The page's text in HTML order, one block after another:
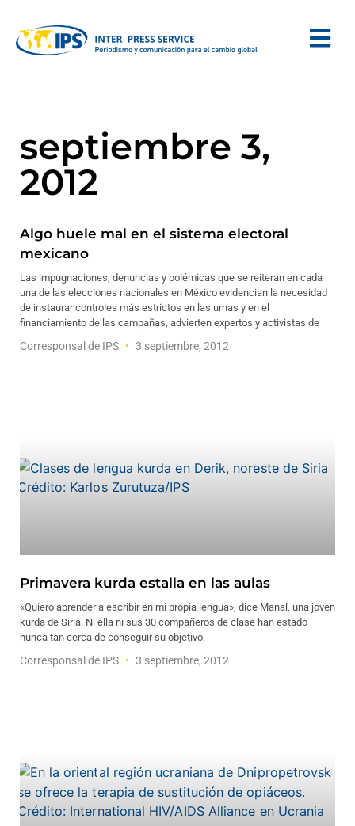
septiembre 3,
2012
Algo huele mal en el sistema electoral
mexicano
Las impugnaciones, denuncias y polémicas que se reiteran en cada
una de las elecciones nacionales en México evidencian la necesidad
de instaurar controles más estrictos en las urnas y en el
financiamiento de las campañas, advierten expertos y activistas de
Corresponsal de IPS 3 septiembre, 2012
Primavera kurda estalla en las aulas
«Quiero aprender a escribir en mi propia lengua», dice Manal, una joven
kurda de Siria. Ni ella ni sus 30 compañeros de clase han estado
nunca tan cerca de conseguir su objetivo.
Corresponsal de IPS 3 septiembre, 2012